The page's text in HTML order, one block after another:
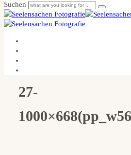
Suchen
27-